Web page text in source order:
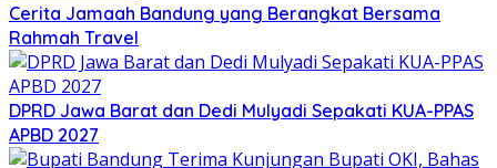
Cerita Jamaah Bandung yang Berangkat Bersama
Rahmah Travel
DPRD Jawa Barat dan Dedi Mulyadi Sepakati KUA-PPAS
APBD 2027